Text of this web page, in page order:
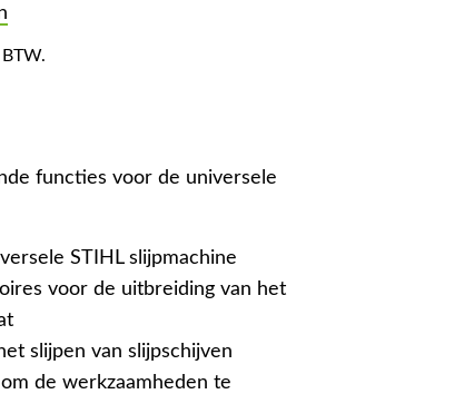
functies voor de universele
STIHL slijpmachine
voor de uitbreiding van het
slijpen van slijpschijven
de werkzaamheden te